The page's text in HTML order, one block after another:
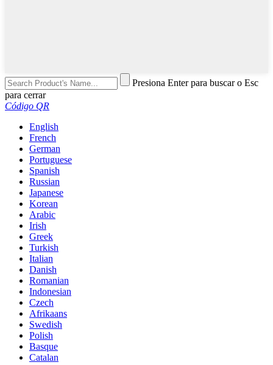
Presiona Enter para buscar o Esc
para cerrar
Código QR
English
French
German
Portuguese
Spanish
Russian
Japanese
Korean
Arabic
Irish
Greek
Turkish
Italian
Danish
Romanian
Indonesian
Czech
Afrikaans
Swedish
Polish
Basque
Catalan